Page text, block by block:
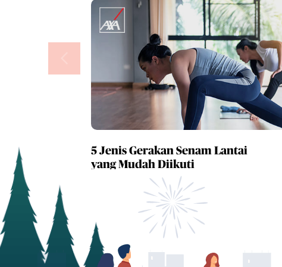
5 Jenis Gerakan Senam Lantai
yang Mudah Diikuti